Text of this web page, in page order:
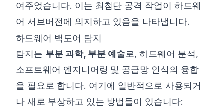
여주었습니다. 이는 최첨단 공격 작업이 하드웨
어 서브버전에 의지하고 있음을 나타냅니다.
하드웨어 백도어 탐지
탐지는 부분 과학, 부분 예술로, 하드웨어 분석,
소프트웨어 엔지니어링 및 공급망 인식의 융합
을 필요로 합니다. 여기에 일반적으로 사용되거
나 새로 부상하고 있는 방법들이 있습니다: